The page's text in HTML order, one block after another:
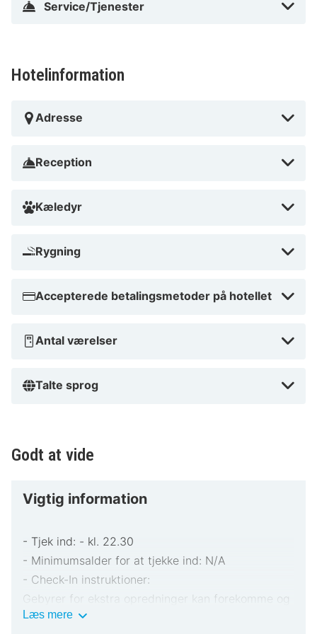
Service/Tjenester
Hotelinformation
Adresse
Reception
Kæledyr
Rygning
Accepterede betalingsmetoder på hotellet
Antal værelser
Talte sprog
Godt at vide
Vigtig information
- Tjek ind: - kl. 22.30
- Minimumsalder for at tjekke ind: N/A
- Check-In instruktioner:
Gebyrer for ekstra opredninger kan forekomme og
varierer afhængigt af overnatningsstedets politik
Læs mereVigtig